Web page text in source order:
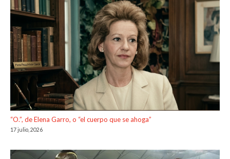
“O.”, de Elena Garro, o “el cuerpo que se ahoga”
17 julio, 2026